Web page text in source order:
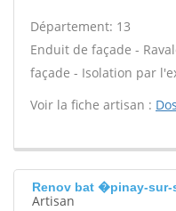
Département: 13
Enduit de façade -
façade - Isolation par
Voir la fiche artisan :
Renov bat �pinay-sur-
Artisan